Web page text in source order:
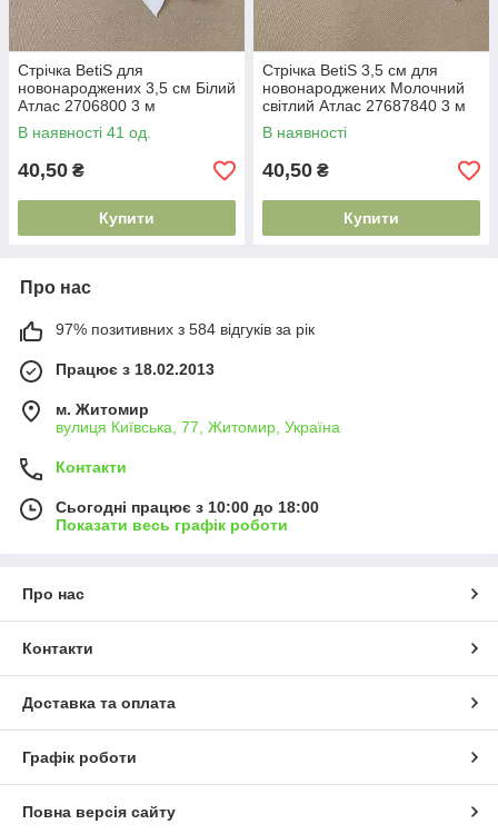
Стрічка BetiS для
новонароджених 3,5 см Білий
Атлас 2706800 3 м
В наявності 41 од.
40,50 ₴
Купити
Стрічка BetiS 3,5 см для
новонароджених Молочний
світлий Атлас 27687840 3 м
В наявності
40,50 ₴
Купити
Про нас
97% позитивних з 584 відгуків за рік
Працює з 18.02.2013
м. Житомир
вулиця Київська, 77, Житомир, Україна
Контакти
Сьогодні працює з 10:00 до 18:00
Показати весь графік роботи
Про нас
Контакти
Доставка та оплата
Графік роботи
Повна версія сайту